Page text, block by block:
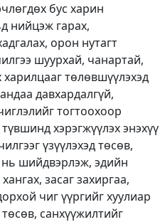
бус харин
нийцэж гарах,
орон нутагт
шуурхай, чанартай,
харилцааг төлөвшүүлэхэд
давхардалгүй,
тогтоохоор
хэрэгжүүлэх энэхүү
үзүүлэхэд төсөв,
нь шийдвэрлэж, эдийн
засаг захиргаа,
чиг үүргийг хуулиар
санхүүжилтийг